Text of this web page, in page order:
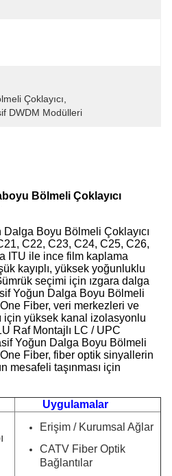
Çoklayıcı
DWDM Modülleri
Bölmeli Çoklayıcı
Boyu Bölmeli Çoklayıcı
C22, C23, C24, C25, C26,
ITU ile ince film kaplama
kayıplı, yüksek yoğunluklu
seçimi için ızgara dalga
Yoğun Dalga Boyu Bölmeli
Fiber, veri merkezleri ve
için yüksek kanal izolasyonlu
Raf Montajlı LC / UPC
Yoğun Dalga Boyu Bölmeli
Fiber, fiber optik sinyallerin
mesafeli taşınması için
Uygulamalar
Erişim / Kurumsal Ağlar
CATV Fiber Optik
Bağlantılar